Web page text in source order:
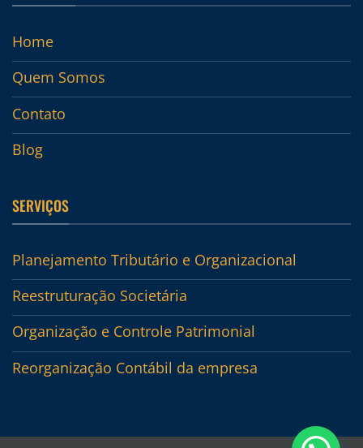
Home
Quem Somos
Contato
Blog
SERVIÇOS
Planejamento Tributário e Organizacional
Reestruturação Societária
Organização e Controle Patrimonial
Reorganização Contábil da empresa